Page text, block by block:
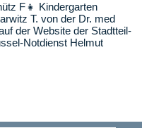
F👧 Kindergarten
T. von der Dr. med
der Website der Stadtteil-
Notdienst Helmut